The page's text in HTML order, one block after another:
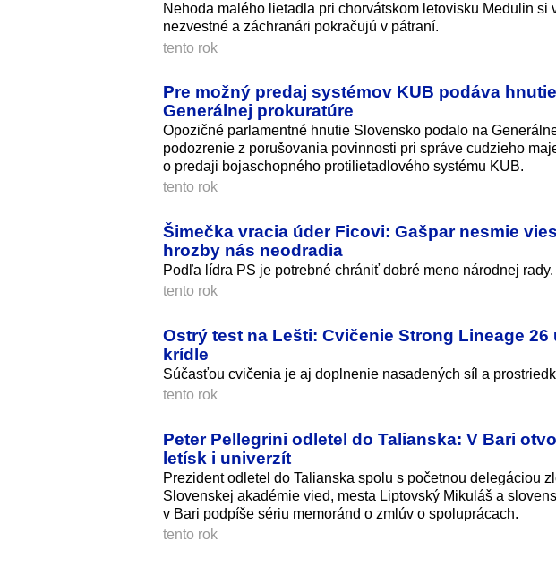
Nehoda malého lietadla pri chorvátskom letovisku Medulin
nezvestné a záchranári pokračujú v pátraní.
tento rok
Pre možný predaj systémov KUB podáva
Generálnej prokuratúre
Opozičné parlamentné hnutie Slovensko podalo na
podozrenie z porušovania povinnosti pri správe cudzieho
o predaji bojaschopného protilietadlového systému KUB.
tento rok
Šimečka vracia úder Ficovi: Gašpar nesmie
hrozby nás neodradia
Podľa lídra PS je potrebné chrániť dobré meno národnej rady.
tento rok
Ostrý test na Lešti: Cvičenie Strong Lineage
krídle
Súčasťou cvičenia je aj doplnenie nasadených síl a
tento rok
Peter Pellegrini odletel do Talianska: V Bari
letísk i univerzít
Prezident odletel do Talianska spolu s početnou delegáciou
Slovenskej akadémie vied, mesta Liptovský Mikuláš a
v Bari podpíše sériu memoránd o zmlúv o spoluprácach.
tento rok